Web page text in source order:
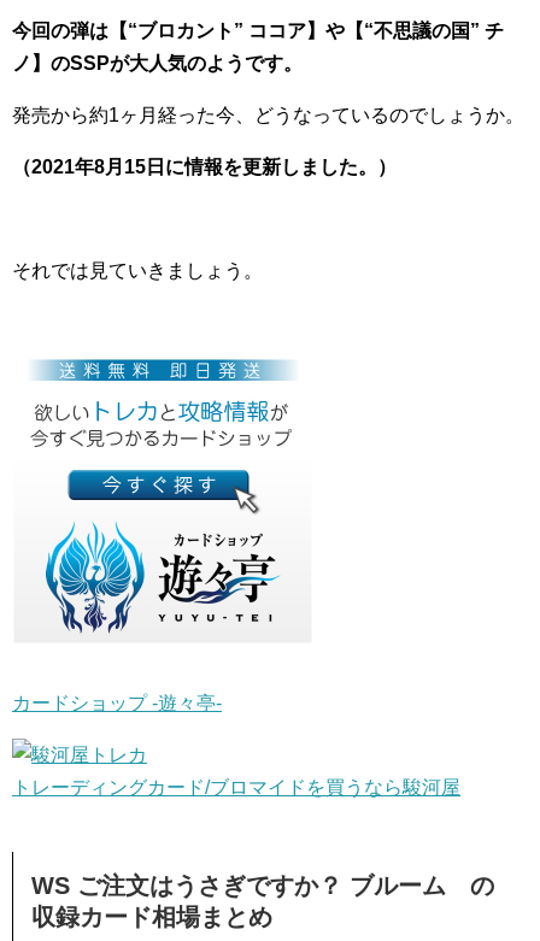
今回の弾は【“ブロカント” ココア】や【“不思議の国” チ
ノ】のSSPが大人気のようです。
発売から約1ヶ月経った今、どうなっているのでしょうか。
（2021年8月15日に情報を更新しました。）
それでは見ていきましょう。
カードショップ -遊々亭-
トレーディングカード/ブロマイドを買うなら駿河屋
WS ご注文はうさぎですか？ ブルーム の
収録カード相場まとめ